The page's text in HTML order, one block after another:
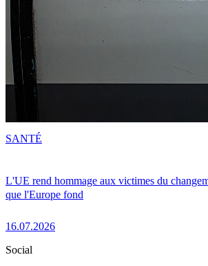
L'UE rend hommage aux victimes du
que l'Europe fond
16.07.2026
SANTÉ
Social